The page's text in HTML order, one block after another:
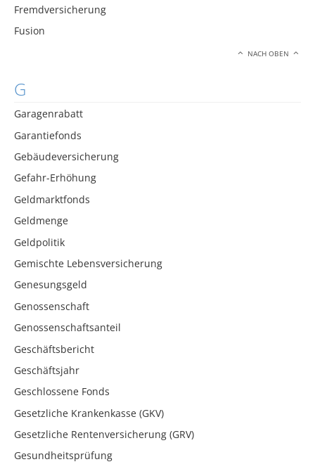
Fremdversicherung
Fusion
NACH OBEN
G
Garagenrabatt
Garantiefonds
Gebäudeversicherung
Gefahr-Erhöhung
Geldmarktfonds
Geldmenge
Geldpolitik
Gemischte Lebensversicherung
Genesungsgeld
Genossenschaft
Genossenschaftsanteil
Geschäftsbericht
Geschäftsjahr
Geschlossene Fonds
Gesetzliche Krankenkasse (GKV)
Gesetzliche Rentenversicherung (GRV)
Gesundheitsprüfung